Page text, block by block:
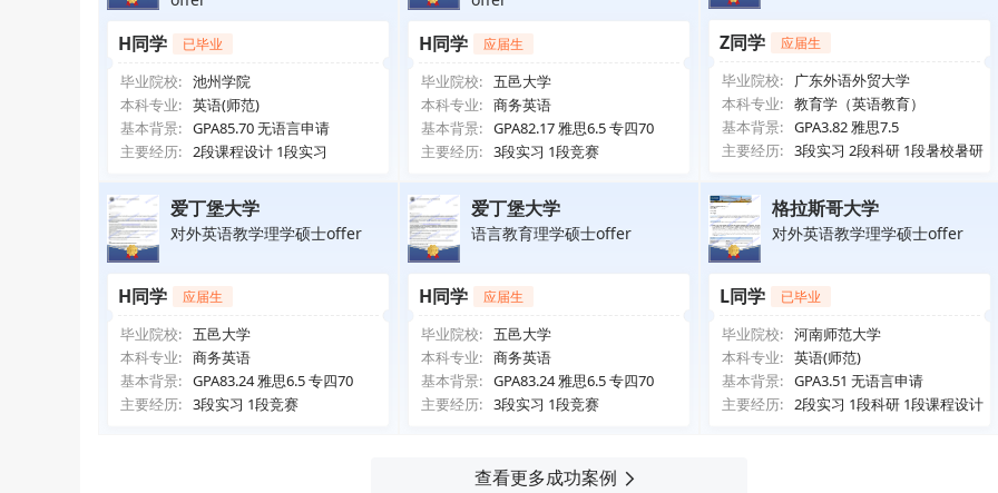
H同学 已毕业
毕业院校: 池州学院
本科专业: 英语(师范)
基本背景: GPA85.70 无语言申请
主要经历: 2段课程设计 1段实习
H同学 应届生
毕业院校: 五邑大学
本科专业: 商务英语
基本背景:
GPA82.17 雅思6.5 专四70
主要经历: 3段实习 1段竞赛
Z同学 应届生
毕业院校:
广东外语外贸大学
本科专业: 教育学（英语教育）
基本背景: GPA3.82 雅思7.5
主要经历: 3段实习 2段科研 1段暑校暑研
爱丁堡大学
对外英语教学理学硕士offer
H同学 应届生
毕业院校: 五邑大学
本科专业: 商务英语
基本背景:
GPA83.24 雅思6.5 专四70
主要经历: 3段实习 1段竞赛
爱丁堡大学
语言教育理学硕士offer
H同学 应届生
毕业院校: 五邑大学
本科专业: 商务英语
基本背景:
GPA83.24 雅思6.5 专四70
主要经历: 3段实习 1段竞赛
格拉斯哥大学
对外英语教学理学硕士offer
L同学 已毕业
毕业院校: 河南师范大学
本科专业: 英语(师范)
基本背景: GPA3.51 无语言申请
主要经历: 2段实习 1段科研 1段课程设计
查看更多成功案例